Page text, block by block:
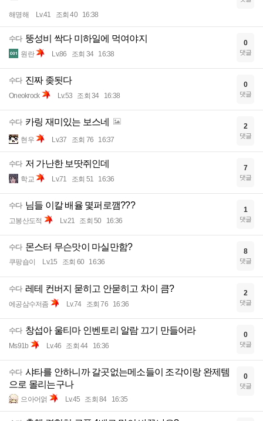
해명해 Lv.41 조회 40 16:38
수다 뚱성비 싹다 미하일에 먹여야지
원란 Lv.86 조회 34 16:38
0
댓글
수다 진짜 좆됫다
Oneokrock Lv.53 조회 34 16:38
0
댓글
수다 카링 재미있는 보스네
현우 Lv.37 조회 76 16:37
2
댓글
수다 저 가난한 보땃쥐인데
학교 Lv.71 조회 51 16:36
7
댓글
수다 님들 이칼 배율 몇퍼로깸???
고봉산도적 Lv.21 조회 50 16:36
1
댓글
수다 몬스터 무슨맛이 마실만함?
쿠팡숍이 Lv.15 조회 60 16:36
8
댓글
수다 레테 컨버지 묻히고 안묻히고 차이 큼?
에공삼수저좀 Lv.74 조회 76 16:36
2
댓글
수다 창섭아 울티마 인벤토리 알람 끄기 만들어라
Ms91b Lv.46 조회 44 16:36
0
댓글
수다 샤타를 안하니까 갈곳없는메소들이 조각이랑 완제템
으로 몰리는구나
으아어얽 Lv.45 조회 84 16:35
0
댓글